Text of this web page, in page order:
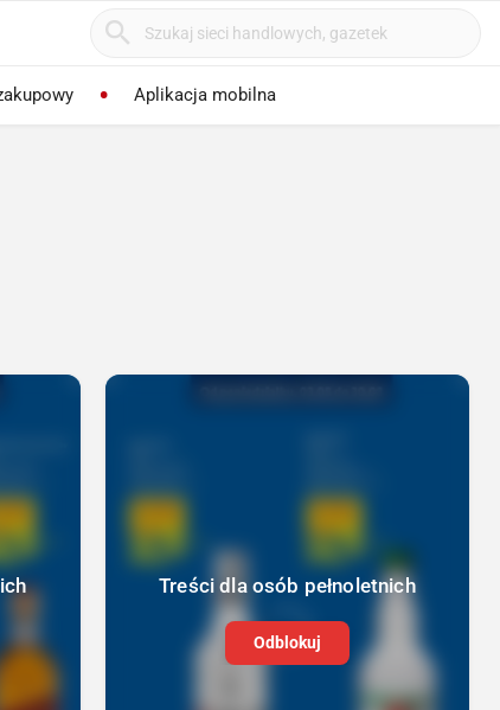
Aplikacja mobilna
Treści dla osób pełnoletnich
Odblokuj